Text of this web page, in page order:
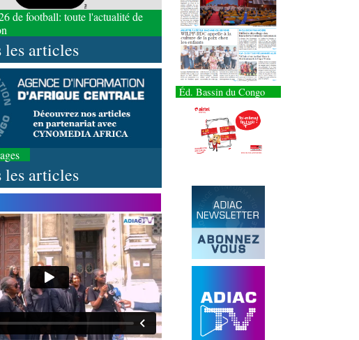
de football: toute l'actualité de
articles
articles
: un accord signé à Pointe-
valorisation des produits forestiers
Éd. Bassin du Congo